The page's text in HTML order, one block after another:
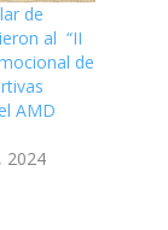
de
al “II
de
AMD
2024